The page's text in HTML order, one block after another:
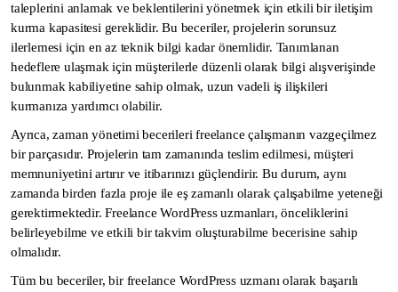
taleplerini anlamak ve beklentilerini yönetmek için etkili bir iletişim
kurma kapasitesi gereklidir. Bu beceriler, projelerin sorunsuz
ilerlemesi için en az teknik bilgi kadar önemlidir. Tanımlanan
hedeflere ulaşmak için müşterilerle düzenli olarak bilgi alışverişinde
bulunmak kabiliyetine sahip olmak, uzun vadeli iş ilişkileri
kurmanıza yardımcı olabilir.
Ayrıca, zaman yönetimi becerileri freelance çalışmanın vazgeçilmez
bir parçasıdır. Projelerin tam zamanında teslim edilmesi, müşteri
memnuniyetini artırır ve itibarınızı güçlendirir. Bu durum, aynı
zamanda birden fazla proje ile eş zamanlı olarak çalışabilme yeteneği
gerektirmektedir. Freelance WordPress uzmanları, önceliklerini
belirleyebilme ve etkili bir takvim oluşturabilme becerisine sahip
olmalıdır.
Tüm bu beceriler, bir freelance WordPress uzmanı olarak başarılı